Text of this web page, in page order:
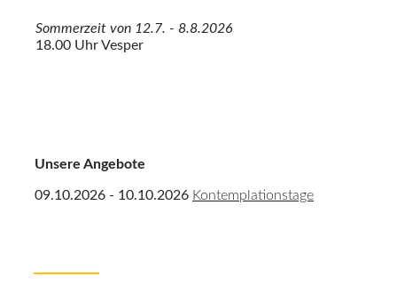
Sommerzeit von 12.7. - 8.8.2026
18.00 Uhr Vesper
Unsere Angebote
09.10.2026 - 10.10.2026 Kontemplationstage